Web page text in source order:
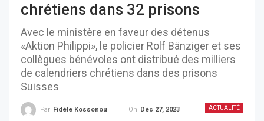
chrétiens dans 32 prisons
Avec le ministère en faveur des détenus
«Aktion Philippi», le policier Rolf Bänziger et ses
collègues bénévoles ont distribué des milliers
de calendriers chrétiens dans des prisons
Suisses
ACTUALITÉ
Par Fidèle Kossonou On Déc 27, 2023